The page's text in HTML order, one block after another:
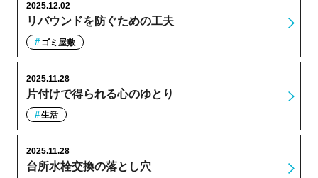
リバウンドを防ぐための工夫
2025.12.02
ゴミ屋敷
片付けで得られる心のゆとり
2025.11.28
生活
台所水栓交換の落とし穴
2025.11.28